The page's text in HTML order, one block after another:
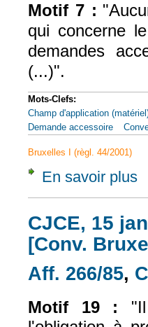
Motif 7 :
qui concerne
demandes
(...)".
Mots-Clefs:
Champ d'application
Demande accessoire
Bruxelles I (règl. 44/2001)
En savoir plus
CJCE, 15
[Conv.
Aff. 266/85,
Motif 19 :